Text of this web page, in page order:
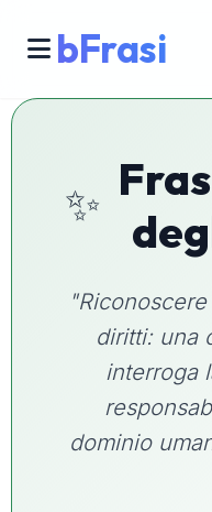
bFrasi
✨
diritti: una
interroga
dominio